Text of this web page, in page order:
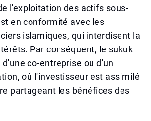
l'exploitation des actifs sous-
en conformité avec les
islamiques, qui interdisent la
Par conséquent, le sukuk
co-entreprise ou d'un
où l'investisseur est assimilé
partageant les bénéfices des